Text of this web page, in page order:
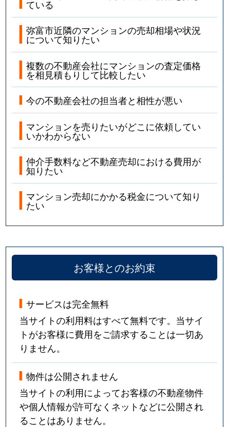
ている
弥富市近隣のマンションの売却相場や状況
について知りたい
複数の不動産会社にマンションの査定価格
を相見積もりして比較したい
今の不動産会社の担当者と相性が悪い
マンションを売りたいがどこに依頼してい
いかわからない
仲介手数料など不動産売却における費用が
知りたい
マンション売却にかかる税金について知り
たい
お客様とのお約束
サービスは完全無料
当サイトの利用料はすべて無料です。当サイ
トがお客様に費用をご請求することは一切あ
りません。
物件は公開されません
当サイトの利用によってお客様の不動産物件
や個人情報が許可なくネットなどに公開され
ることはありません。